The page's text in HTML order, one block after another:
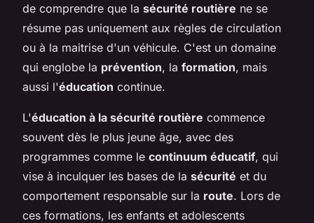
de comprendre que la sécurité routière ne se
résume pas uniquement aux règles de circulation
ou à la maitrise d'un véhicule. C'est un domaine
qui englobe la prévention, la formation, mais
aussi l'éducation continue.
L'éducation à la sécurité routière commence
souvent dès le plus jeune âge, avec des
programmes comme le continuum éducatif, qui
vise à inculquer les bases de la sécurité et du
comportement responsable sur la route. Lors de
ces formations, les enfants et adolescents